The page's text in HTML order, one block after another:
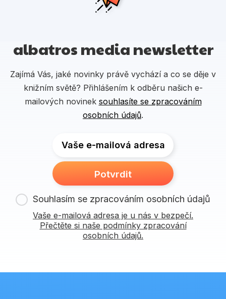
albatros media newsletter
Zajímá Vás, jaké novinky právě vychází a co se děje v
knižním světě? Přihlášením k odběru našich e-
mailových novinek souhlasíte se zpracováním
osobních údajů.
Vaše e-mailová adresa
Potvrdit
Souhlasím se zpracováním osobních údajů
Vaše e-mailová adresa je u nás v bezpečí.
Přečtěte si naše podmínky zpracování
osobních údajů.